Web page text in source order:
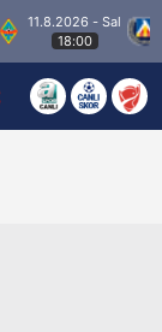
11.8.2026 - Sal